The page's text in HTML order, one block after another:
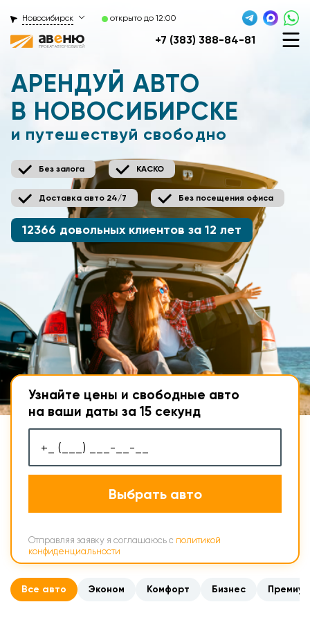
Новосибирск открыто до 12:00
АРЕНДУЙ АВТО
В НОВОСИБИРСКЕ
и путешествуй свободно
Без залога КАСКО
Доставка авто 24/7 Без посещения офиса
12366 довольных клиентов за 12 лет
+7 (383) 388-84-81
Узнайте цены и свободные авто
на ваши даты за 15 секунд
Отправляя заявку я соглашаюсь с политикой
конфиденциальности
Выбрать авто
Все авто Эконом Комфорт Бизнес Премиум